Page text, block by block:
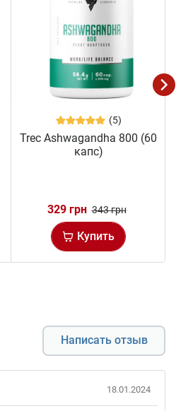
(5)
Trec Ashwagandha 800 (60
капс)
329 грн 343 грн
Купить
Написать отзыв
18.01.2024